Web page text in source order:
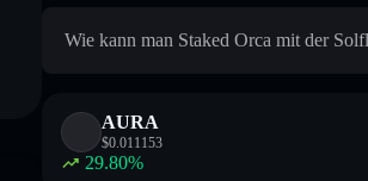
Wie kann man Staked Orca mit der
AURA
$0.011153
29.80%